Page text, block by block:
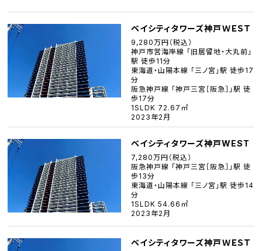
ベイシティタワーズ神戸ＷＥＳＴ
9,280万円（税込）
神戸市営海岸線 「旧居留地・大丸前」
駅 徒歩11分
東海道・山陽本線 「三ノ宮」駅 徒歩17
分
阪急神戸線 「神戸三宮［阪急］」駅 徒
歩17分
1SLDK 72.67㎡
2023年2月
ベイシティタワーズ神戸WEST
7,280万円（税込）
阪急神戸線 「神戸三宮［阪急］」駅 徒
歩13分
東海道・山陽本線 「三ノ宮」駅 徒歩14
分
1SLDK 54.66㎡
2023年2月
ベイシティタワーズ神戸ＷＥＳＴ